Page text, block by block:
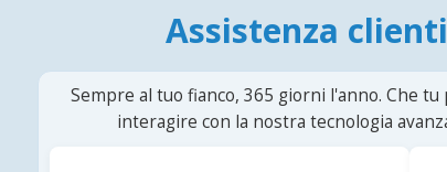
Assistenza
Sempre al tuo fianco, 365 giorni l'anno. Che
interagire con la nostra tecnologia